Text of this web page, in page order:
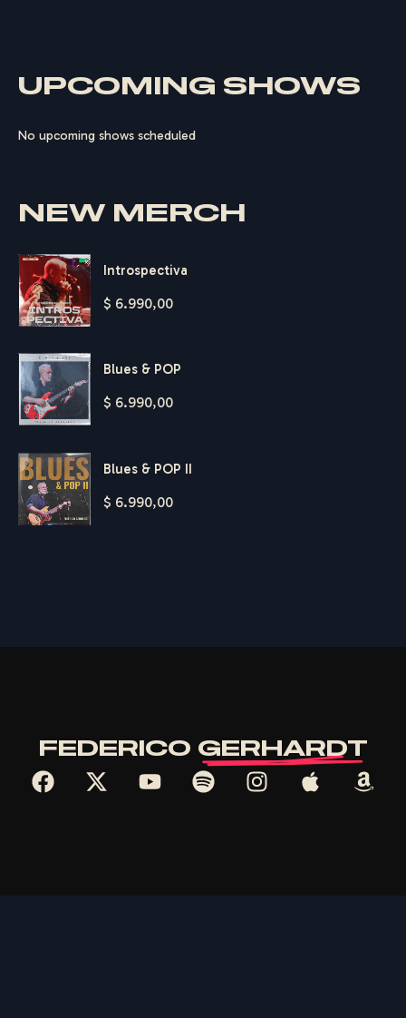
UPCOMING SHOWS
No upcoming shows scheduled
NEW MERCH
Introspectiva
$ 6.990,00
Blues & POP
$ 6.990,00
Blues & POP II
$ 6.990,00
FEDERICO GERHARDT